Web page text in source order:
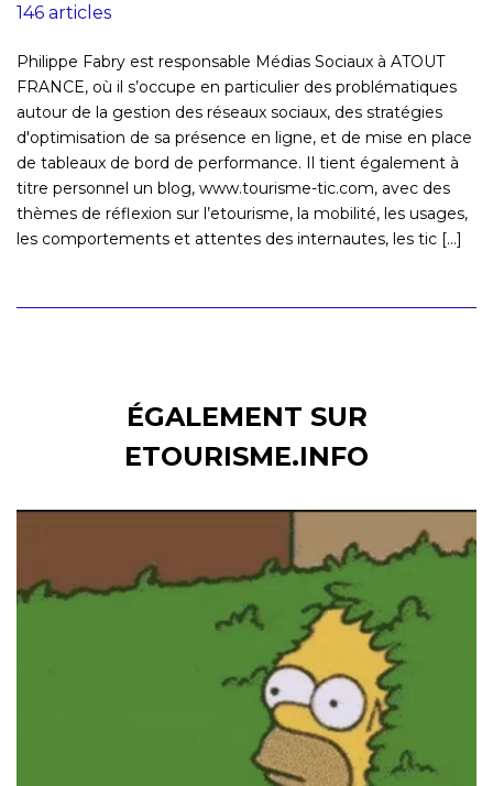
146 articles
Philippe Fabry est responsable Médias Sociaux à ATOUT
FRANCE, où il s’occupe en particulier des problématiques
autour de la gestion des réseaux sociaux, des stratégies
d'optimisation de sa présence en ligne, et de mise en place
de tableaux de bord de performance. Il tient également à
titre personnel un blog, www.tourisme-tic.com, avec des
thèmes de réflexion sur l’etourisme, la mobilité, les usages,
les comportements et attentes des internautes, les tic [...]
ÉGALEMENT SUR
ETOURISME.INFO